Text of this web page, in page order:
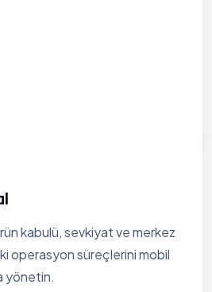
kabulü, sevkiyat ve merkez
operasyon süreçlerini mobil
yönetin.